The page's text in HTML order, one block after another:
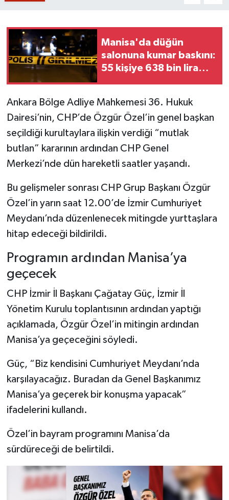
Manisa'da düğün
salonuna kumar baskını:
55 kişiye 638 bin lira
Ankara Bölge Adliye Mahkemesi 36. Hukuk
Dairesi’nin, CHP’de Özgür Özel’in genel başkan
seçildiği kurultaylara ilişkin verdiği “mutlak
butlan” kararının ardından CHP Genel
Merkezi’nde dün hareketli saatler yaşandı.
Bu gelişmeler sonrası CHP Grup Başkanı Özgür
Özel’in yarın saat 12.00’de İzmir Cumhuriyet
Meydanı’nda düzenlenecek mitingde yurttaşlara
hitap edeceği bildirildi.
Programın ardından Manisa’ya
geçecek
CHP İzmir İl Başkanı Çağatay Güç, İzmir İl
Yönetim Kurulu toplantısının ardından yaptığı
açıklamada, Özgür Özel’in mitingin ardından
Manisa’ya geçeceğini söyledi.
Güç, “Biz kendisini Cumhuriyet Meydanı’nda
karşılayacağız. Buradan da Genel Başkanımız
Manisa’ya geçerek bir konuşma yapacak”
ifadelerini kullandı.
Özel’in bayram programını Manisa’da
sürdüreceği de belirtildi.